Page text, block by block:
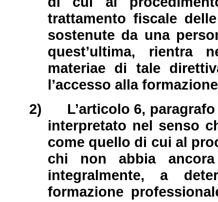
trattamento fiscale
sostenute da una
quest’ultima, rientra
materiae di tale
l’accesso alla
2) L’articolo 6,
interpretato nel senso
come quello di cui al
chi non abbia
integralmente, a
formazione